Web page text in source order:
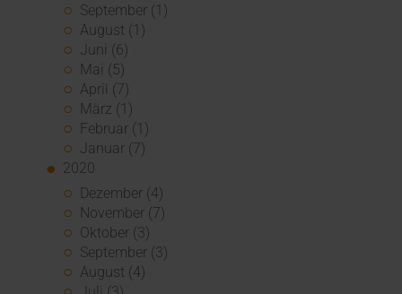
September (1)
August (1)
Juni (6)
Mai (5)
April (7)
März (1)
Februar (1)
Januar (7)
2020
Dezember (4)
November (7)
Oktober (3)
September (3)
August (4)